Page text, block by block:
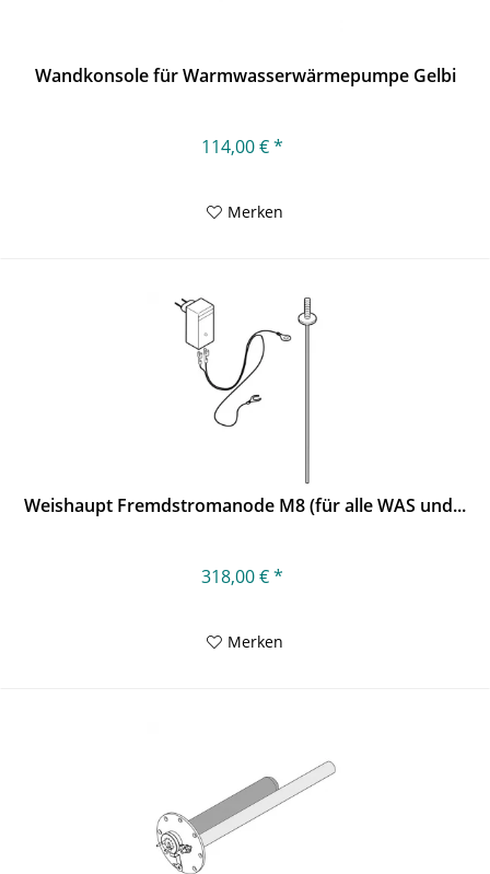
Wandkonsole für Warmwasserwärmepumpe Gelbi
114,00 € *
Merken
Weishaupt Fremdstromanode M8 (für alle WAS und...
318,00 € *
Merken